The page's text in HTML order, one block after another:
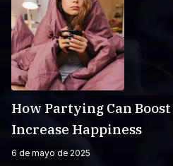
How Partying Can
Increase Happiness
6 de mayo de 2025